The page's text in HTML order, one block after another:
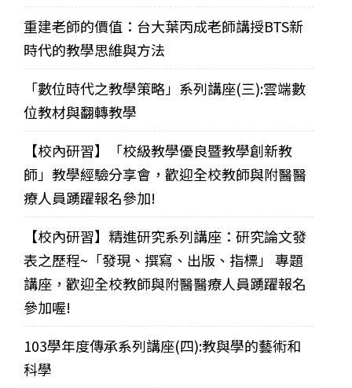
重建老師的價值：台大葉丙成老師講授BTS新
時代的教學思維與方法
「數位時代之教學策略」系列講座(三):雲端數
位教材與翻轉教學
【校內研習】「校級教學優良暨教學創新教
師」教學經驗分享會，歡迎全校教師與附醫醫
療人員踴躍報名參加!
【校內研習】精進研究系列講座：研究論文發
表之歷程~「發現、撰寫、出版、指標」 專題
講座，歡迎全校教師與附醫醫療人員踴躍報名
參加喔!
103學年度傳承系列講座(四):教與學的藝術和
科學